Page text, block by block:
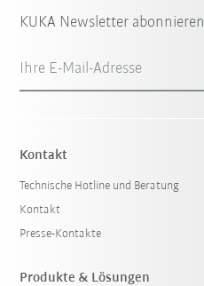
KUKA Newsletter abonnieren
Ihre E-Mail-Adresse
Kontakt
Technische Hotline und Beratung
Kontakt
Presse-Kontakte
Produkte & Lösungen